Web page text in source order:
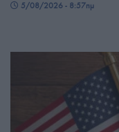
5/08/2026 - 8:57πμ